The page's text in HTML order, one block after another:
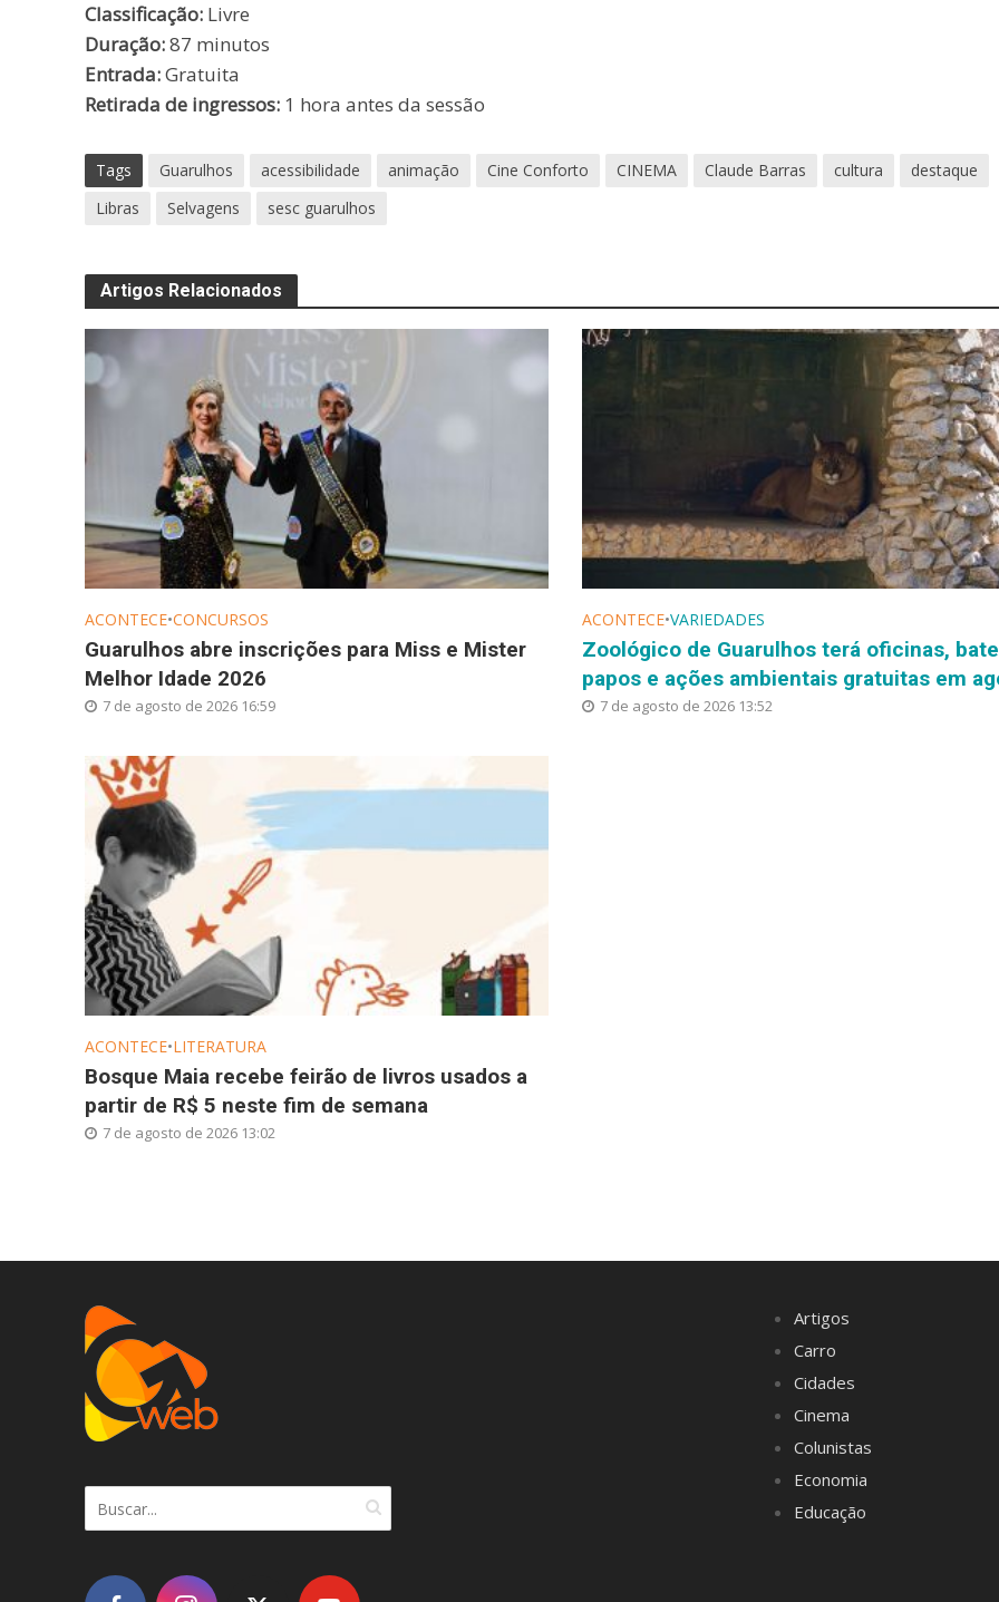
Classificação:Livre
Duração:87 minutos
Entrada:Gratuita
Retirada de ingressos:1 hora antes da sessão
Tags Guarulhos acessibilidade animação Cine Conforto CINEMA Claude Barras cultura
destaque
Libras
Selvagens sesc guarulhos
Artigos Relacionados
ACONTECE•CONCURSOS
Guarulhos abre inscrições para Miss e Mister
Melhor Idade 2026
7 de agosto de 2026 16:59
ACONTECE•VARIEDADES
Zoológico de Guarulhos terá oficinas,
papos e ações ambientais gratuitas em
7 de agosto de 2026 13:52
ACONTECE•LITERATURA
Bosque Maia recebe feirão de livros usados a
partir de R$ 5 neste fim de semana
7 de agosto de 2026 13:02
Artigos
Carro
Cidades
Cinema
Colunistas
Economia
Educação